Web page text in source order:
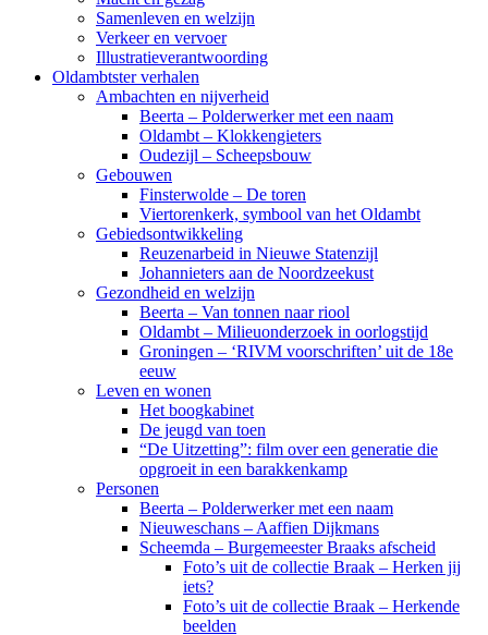
Samenleven en welzijn
Verkeer en vervoer
Illustratieverantwoording
Oldambtster verhalen
Ambachten en nijverheid
Beerta – Polderwerker met een naam
Oldambt – Klokkengieters
Oudezijl – Scheepsbouw
Gebouwen
Finsterwolde – De toren
Viertorenkerk, symbool van het Oldambt
Gebiedsontwikkeling
Reuzenarbeid in Nieuwe Statenzijl
Johannieters aan de Noordzeekust
Gezondheid en welzijn
Beerta – Van tonnen naar riool
Oldambt – Milieuonderzoek in oorlogstijd
Groningen – ‘RIVM voorschriften’ uit de 18e
eeuw
Leven en wonen
Het boogkabinet
De jeugd van toen
“De Uitzetting”: film over een generatie die
opgroeit in een barakkenkamp
Personen
Beerta – Polderwerker met een naam
Nieuweschans – Aaffien Dijkmans
Scheemda – Burgemeester Braaks afscheid
Foto’s uit de collectie Braak – Herken jij
iets?
Foto’s uit de collectie Braak – Herkende
beelden